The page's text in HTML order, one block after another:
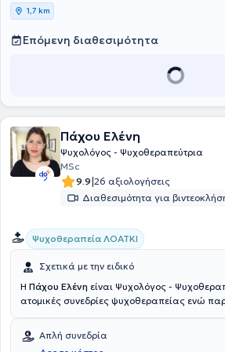
Ανατόλια, στη Θεσσαλονίκη, ως Σχολικός
Θεσσαλονίκης και ως Πραγματογνώμονας
Πρωτοδικείο Θεσσαλονίκης. Τέλος, υπήρξε
του Κέντρου Λογοθεραπείας "Playlearning"
1,7 km
Επόμενη διαθεσιμότητα
Πάχου Ελένη
Ψυχολόγος - Ψυχοθεραπεύτρια
MSc
9.9|26 αξιολογήσεις
Διαθεσιμότητα για
Ψυχοθεραπεία ΛΟΑΤΚΙ
Σχετικά με την ειδικό
Η Πάχου Ελένη είναι Ψυχολόγος -
ατομικές συνεδρίες ψυχοθεραπείας ενώ
ψυχοθεραπείας στο κέντρο της
τμήματος Ψυχολογίας του Αριστοτελείου
Απλή συνεδρία